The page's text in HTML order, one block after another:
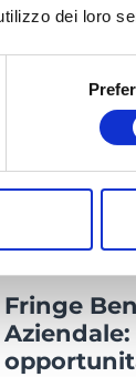
dei loro
Fringe